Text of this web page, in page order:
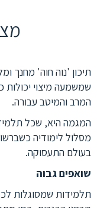
תיכון 'נוה חוה' מחנך
שמשמעה מיצוי
המרב והמיטב עבורה.
המגמה היא, שכל
מסלול לימודיה
בעולם התעסוקה.
שואפים גבוה
תלמידות שמסוגלות